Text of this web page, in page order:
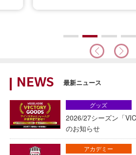
NEWS 最新ニュース
2026/27シーズン「
のお知らせ
グッズ
アカデミー